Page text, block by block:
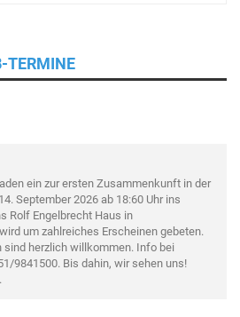
TERMINE
ein zur ersten Zusammenkunft in der
September 2026 ab 18:60 Uhr ins
Rolf Engelbrecht Haus in
um zahlreiches Erscheinen gebeten.
sind herzlich willkommen. Info bei
9841500. Bis dahin, wir sehen uns!